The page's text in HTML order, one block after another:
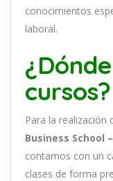
conocimientos
laboral.
cursos?
Para la realización
Business School
contamos con un
clases de forma